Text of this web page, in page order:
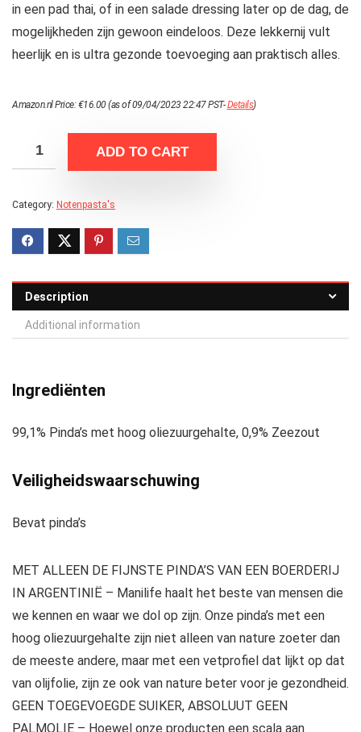
in een pad thai, of in een salade dressing later op de dag, de
mogelijkheden zijn gewoon eindeloos. Deze lekkernij vult
heerlijk en is ultra gezonde toevoeging aan praktisch alles.
Amazon.nl Price:€16.00(as of 09/04/2023 22:47 PST-Details)
ADD TO CART
Category: Notenpasta's
Description
Additional information
Ingrediënten
99,1% Pinda’s met hoog oliezuurgehalte, 0,9% Zeezout
Veiligheidswaarschuwing
Bevat pinda’s
MET ALLEEN DE FIJNSTE PINDA’S VAN EEN BOERDERIJ
IN ARGENTINIË – Manilife haalt het beste van mensen die
we kennen en waar we dol op zijn. Onze pinda’s met een
hoog oliezuurgehalte zijn niet alleen van nature zoeter dan
de meeste andere, maar met een vetprofiel dat lijkt op dat
van olijfolie, zijn ze ook van nature beter voor je gezondheid.
GEEN TOEGEVOEGDE SUIKER, ABSOLUUT GEEN
PALMOLIE – Hoewel onze producten een scala aan